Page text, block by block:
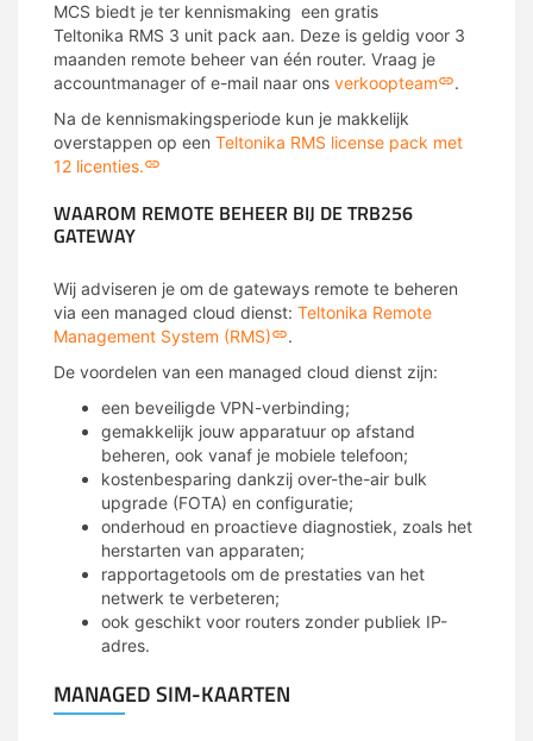
MCS biedt je ter kennismaking een gratis
Teltonika RMS 3 unit pack aan. Deze is geldig voor 3
maanden remote beheer van één router. Vraag je
accountmanager of e-mail naar ons verkoopteam
.
Na de kennismakingsperiode kun je makkelijk
overstappen op een Teltonika RMS license pack met
12 licenties.
WAAROM REMOTE BEHEER BIJ DE TRB256
GATEWAY
Wij adviseren je om de gateways remote te beheren
via een managed cloud dienst: Teltonika Remote
Management System (RMS)
.
De voordelen van een managed cloud dienst zijn:
een beveiligde VPN-verbinding;
gemakkelijk jouw apparatuur op afstand
beheren, ook vanaf je mobiele telefoon;
kostenbesparing dankzij over-the-air bulk
upgrade (FOTA) en configuratie;
onderhoud en proactieve diagnostiek, zoals het
herstarten van apparaten;
rapportagetools om de prestaties van het
netwerk te verbeteren;
ook geschikt voor routers zonder publiek IP-
adres.
MANAGED SIM-KAARTEN